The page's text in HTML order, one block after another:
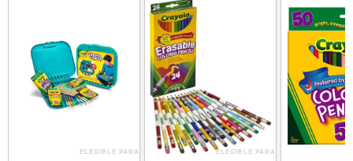
ELEGIBLE PARA ELEGIBLE PARA